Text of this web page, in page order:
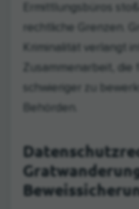
Ermittlungsbüros
rechtliche Grenzen.
Zusammenarbeit, die
schwieriger zu
Behörden.